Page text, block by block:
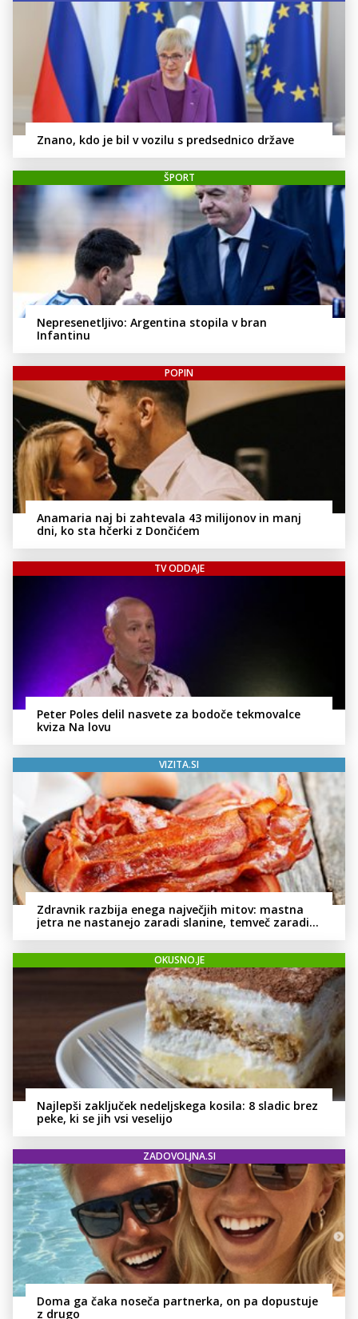
Znano, kdo je bil v vozilu s predsednico države
ŠPORT
Nepresenetljivo: Argentina stopila v bran
Infantinu
POPIN
Anamaria naj bi zahtevala 43 milijonov in manj
dni, ko sta hčerki z Dončićem
TV ODDAJE
Peter Poles delil nasvete za bodoče tekmovalce
kviza Na lovu
VIZITA.SI
Zdravnik razbija enega največjih mitov: mastna
jetra ne nastanejo zaradi slanine, temveč zaradi
OKUSNO.JE
Najlepši zaključek nedeljskega kosila: 8 sladic brez
peke, ki se jih vsi veselijo
ZADOVOLJNA.SI
Doma ga čaka noseča partnerka, on pa dopustuje
z drugo